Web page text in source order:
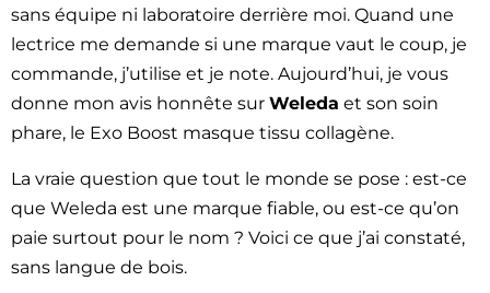
sans équipe ni laboratoire derrière moi. Quand une
lectrice me demande si une marque vaut le coup, je
commande, j’utilise et je note. Aujourd’hui, je vous
donne mon avis honnête sur Weleda et son soin
phare, le Exo Boost masque tissu collagène.
La vraie question que tout le monde se pose : est-ce
que Weleda est une marque fiable, ou est-ce qu’on
paie surtout pour le nom ? Voici ce que j’ai constaté,
sans langue de bois.